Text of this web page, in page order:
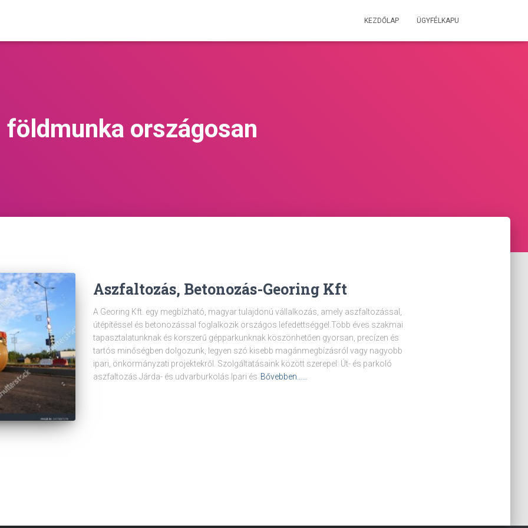
KEZDŐLAP ÜGYFÉLKAPU
földmunka országosan
Aszfaltozás, Betonozás-Georing Kft
A Georing Kft. egy megbízható, magyar tulajdonú vállalkozás, amely aszfaltozással,
útépítéssel és betonozással foglalkozik országos lefedettséggel.Több éves szakmai
tapasztalatunknak és korszerű gépparkunknak köszönhetően gyorsan, precízen és
tartós minőségben dolgozunk, legyen szó kisebb magánmegbízásról vagy nagyobb
ipari, önkormányzati projektekről. Szolgáltatásaink között szerepel: Út- és parkoló
aszfaltozás Járda- és udvarburkolás Ipari és Bővebben……